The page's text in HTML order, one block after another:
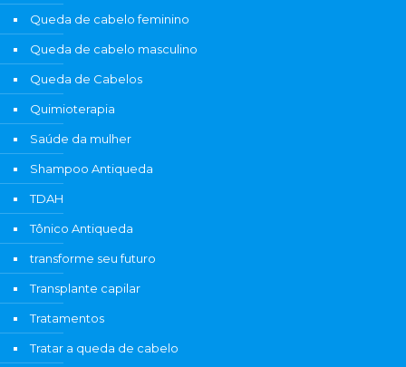
Queda de cabelo feminino
Queda de cabelo masculino
Queda de Cabelos
Quimioterapia
Saúde da mulher
Shampoo Antiqueda
TDAH
Tônico Antiqueda
transforme seu futuro
Transplante capilar
Tratamentos
Tratar a queda de cabelo